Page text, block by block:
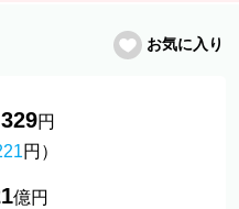
お気に入り
円
円）
億円